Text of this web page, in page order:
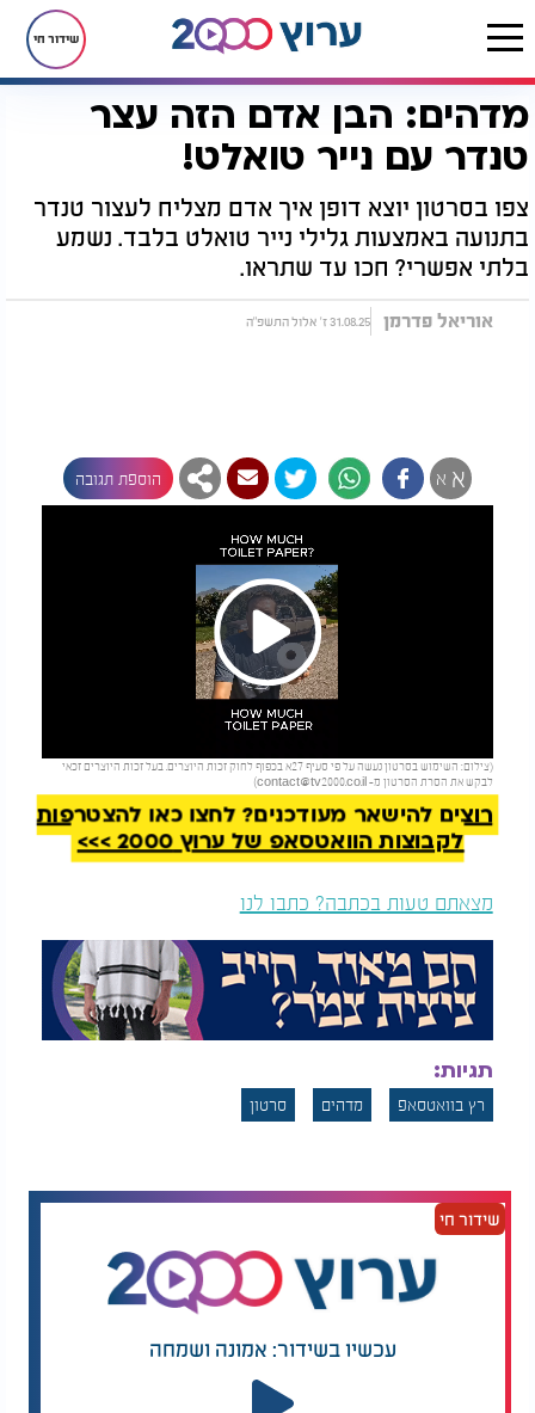
שידור חי
דף הבית רץ בוואטסאפ מדהים: הבן אדם הזה עצר טנדר עם נייר טואלט!
מדהים: הבן אדם הזה עצר
טנדר עם נייר טואלט!
צפו בסרטון יוצא דופן איך אדם מצליח לעצור טנדר
בתנועה באמצעות גלילי נייר טואלט בלבד. נשמע
בלתי אפשרי? חכו עד שתראו.
אוריאל פדרמן 31.08.25 ז' אלול התשפ"ה
א א הוספת תגובה
Play
Video
(צילום: השימוש בסרטון נעשה על פי סעיף 27א בכפוף לחוק זכות היוצרים. בעל זכות היוצרים זכאי
לבקש את הסרת הסרטון מ- contact@tv2000.co.il
)
להמשך קריאה
רוצים להישאר מעודכנים? לחצו כאן להצטרפות
לקבוצות הוואטסאפ של ערוץ 2000 >>>
מצאתם טעות בכתבה? כתבו לנו
תגיות:
רץ בוואטסאפ מדהים סרטון
שידור חי
עכשיו בשידור: אמונה ושמחה